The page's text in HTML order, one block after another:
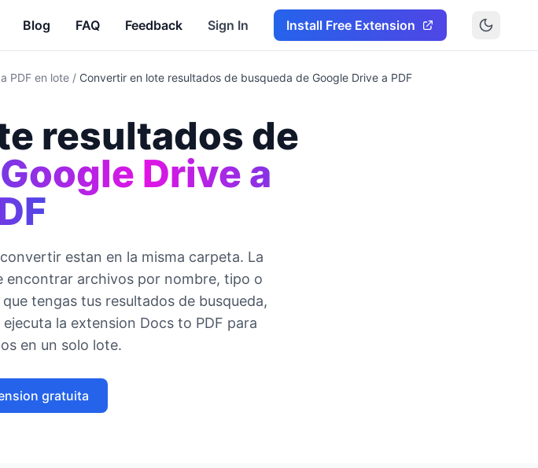
Blog FAQ Feedback Sign In Install Free Extension
PDF en lote / Convertir en lote resultados de busqueda de Google Drive a PDF
resultados de
Drive a
estan en la misma carpeta. La
encontrar archivos por nombre, tipo o
tengas tus resultados de busqueda,
la extension Docs to PDF para
en un solo lote.
gratuita